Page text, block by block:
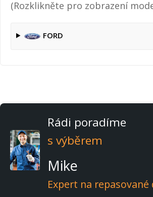
(Rozklikněte pro zobrazení
FORD
Rádi poradíme
s výběrem
Mike
Expert na repasované